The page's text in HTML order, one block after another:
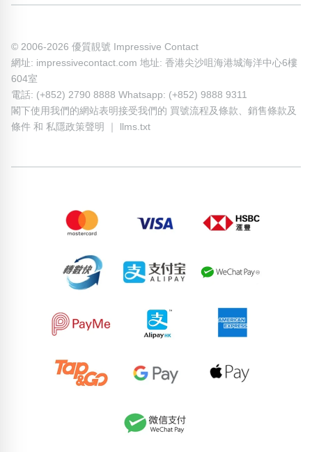
© 2006-2026 優質靚號 Impressive Contact
網址: impressivecontact.com 地址: 香港尖沙咀海港城海洋中心6樓
604室
電話: (+852) 2790 8888 Whatsapp: (+852) 9888 9311
閣下使用我們的網站表明接受我們的 買號流程及條款、 銷售條款及
條件 和 私隱政策聲明 llms.txt